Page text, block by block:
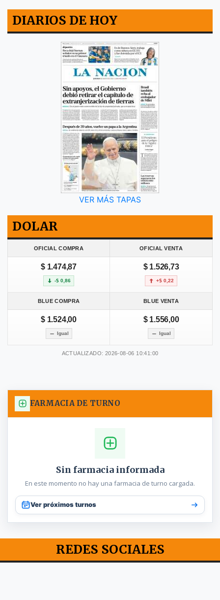
DIARIOS DE HOY
VER MÁS TAPAS
DOLAR
OFICIAL COMPRA OFICIAL VENTA
$ 1.474,87
-$ 0,86
$ 1.526,73
+$ 0,22
BLUE COMPRA BLUE VENTA
$ 1.524,00
Igual
$ 1.556,00
Igual
ACTUALIZADO: 2026-08-06 10:41:00
FARMACIA DE TURNO
Sin farmacia informada
En este momento no hay una farmacia de turno cargada.
Ver próximos turnos
REDES SOCIALES